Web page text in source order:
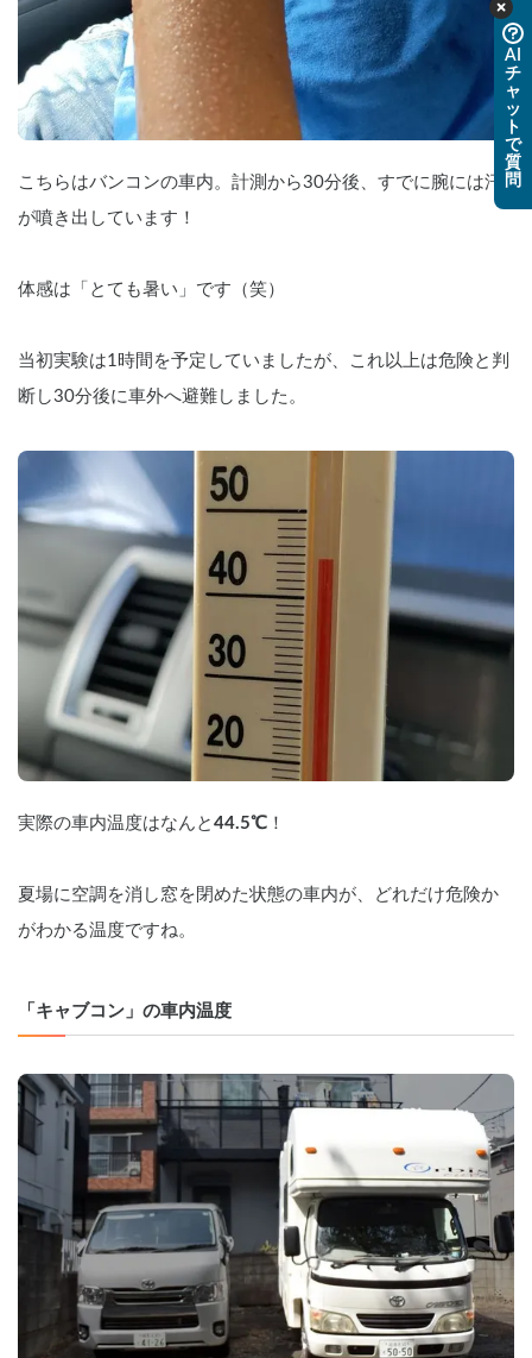
こちらはバンコンの車内。計測から30分後、すでに腕には汗
が噴き出しています！
体感は「とても暑い」です（笑）
当初実験は1時間を予定していましたが、これ以上は危険と判
断し30分後に車外へ避難しました。
実際の車内温度はなんと 44.5℃ ！
夏場に空調を消し窓を閉めた状態の車内が、どれだけ危険か
がわかる温度ですね。
「キャブコン」の車内温度
AI
チ
ャ
ッ
ト
で
質
問